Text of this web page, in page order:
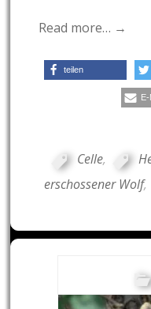
Read more… →
teilen
E-
Celle,
erschossener Wolf,